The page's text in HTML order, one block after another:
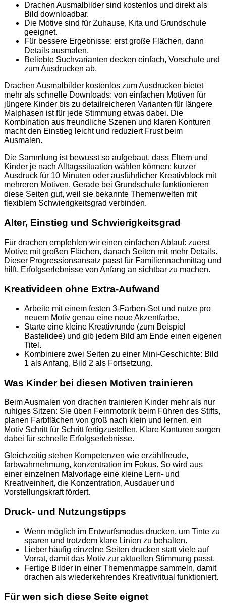
Drachen Ausmalbilder sind kostenlos und direkt als
Bild downloadbar.
Die Motive sind für Zuhause, Kita und Grundschule
geeignet.
Für bessere Ergebnisse: erst große Flächen, dann
Details ausmalen.
Beliebte Suchvarianten decken einfach, Vorschule und
zum Ausdrucken ab.
Drachen Ausmalbilder kostenlos zum Ausdrucken bietet
mehr als schnelle Downloads: von einfachen Motiven für
jüngere Kinder bis zu detailreicheren Varianten für längere
Malphasen ist für jede Stimmung etwas dabei. Die
Kombination aus freundliche Szenen und klaren Konturen
macht den Einstieg leicht und reduziert Frust beim
Ausmalen.
Die Sammlung ist bewusst so aufgebaut, dass Eltern und
Kinder je nach Alltagssituation wählen können: kurzer
Ausdruck für 10 Minuten oder ausführlicher Kreativblock mit
mehreren Motiven. Gerade bei Grundschule funktionieren
diese Seiten gut, weil sie bekannte Themenwelten mit
flexiblem Schwierigkeitsgrad verbinden.
Alter, Einstieg und Schwierigkeitsgrad
Für drachen empfehlen wir einen einfachen Ablauf: zuerst
Motive mit großen Flächen, danach Seiten mit mehr Details.
Dieser Progressionsansatz passt für Familiennachmittag und
hilft, Erfolgserlebnisse von Anfang an sichtbar zu machen.
Kreativideen ohne Extra-Aufwand
Arbeite mit einem festen 3-Farben-Set und nutze pro
neuem Motiv genau eine neue Akzentfarbe.
Starte eine kleine Kreativrunde (zum Beispiel
Bastelidee) und gib jedem Bild am Ende einen eigenen
Titel.
Kombiniere zwei Seiten zu einer Mini-Geschichte: Bild
1 als Anfang, Bild 2 als Fortsetzung.
Was Kinder bei diesen Motiven trainieren
Beim Ausmalen von drachen trainieren Kinder mehr als nur
ruhiges Sitzen: Sie üben Feinmotorik beim Führen des Stifts,
planen Farbflächen von groß nach klein und lernen, ein
Motiv Schritt für Schritt fertigzustellen. Klare Konturen sorgen
dabei für schnelle Erfolgserlebnisse.
Gleichzeitig stehen Kompetenzen wie erzählfreude,
farbwahrnehmung, konzentration im Fokus. So wird aus
einer einzelnen Malvorlage eine kleine Lern- und
Kreativeinheit, die Konzentration, Ausdauer und
Vorstellungskraft fördert.
Druck- und Nutzungstipps
Wenn möglich im Entwurfsmodus drucken, um Tinte zu
sparen und trotzdem klare Linien zu behalten.
Lieber häufig einzelne Seiten drucken statt viele auf
Vorrat, damit das Motiv zur aktuellen Stimmung passt.
Fertige Bilder in einer Themenmappe sammeln, damit
drachen als wiederkehrendes Kreativritual funktioniert.
Für wen sich diese Seite eignet